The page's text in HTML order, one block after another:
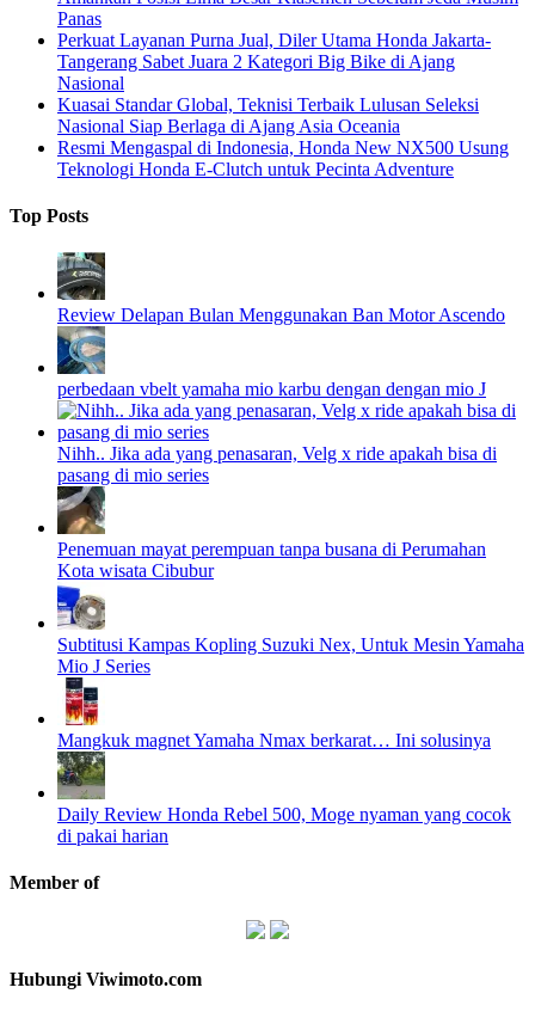
Panas
Perkuat Layanan Purna Jual, Diler Utama Honda Jakarta-
Tangerang Sabet Juara 2 Kategori Big Bike di Ajang
Nasional
Kuasai Standar Global, Teknisi Terbaik Lulusan Seleksi
Nasional Siap Berlaga di Ajang Asia Oceania
Resmi Mengaspal di Indonesia, Honda New NX500 Usung
Teknologi Honda E-Clutch untuk Pecinta Adventure
Top Posts
Review Delapan Bulan Menggunakan Ban Motor Ascendo
perbedaan vbelt yamaha mio karbu dengan dengan mio J
Nihh.. Jika ada yang penasaran, Velg x ride apakah bisa di
pasang di mio series
Penemuan mayat perempuan tanpa busana di Perumahan
Kota wisata Cibubur
Subtitusi Kampas Kopling Suzuki Nex, Untuk Mesin Yamaha
Mio J Series
Mangkuk magnet Yamaha Nmax berkarat… Ini solusinya
Daily Review Honda Rebel 500, Moge nyaman yang cocok
di pakai harian
Member of
Hubungi Viwimoto.com